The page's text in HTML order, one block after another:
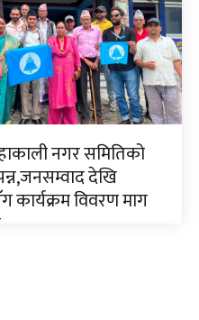
नगर समितिको
देखि
कार्यक्रम विवरण माग